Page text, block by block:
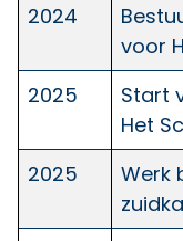
2024
voor
2025
Start
Het
2025
Werk